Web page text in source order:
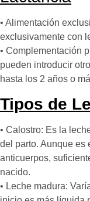
• Alimentación
exclusivamente con
• Complementación
pueden introducir
hasta los 2 años o
Tipos de
• Calostro: Es la
del parto. Aunque es
anticuerpos,
nacido.
• Leche madura: